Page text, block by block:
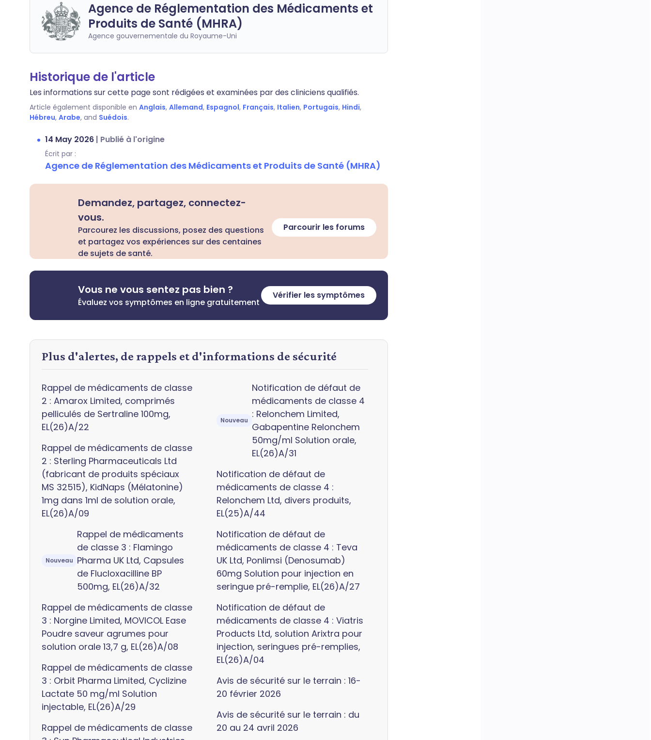
Agence de Réglementation des Médicaments et
Produits de Santé (MHRA)
Agence gouvernementale du Royaume-Uni
Historique de l'article
Les informations sur cette page sont rédigées et examinées par des cliniciens qualifiés.
Article également disponible en Anglais, Allemand, Espagnol, Français, Italien, Portugais, Hindi,
Hébreu, Arabe, and Suédois.
14 May 2026 | Publié à l'origine
Écrit par :
Agence de Réglementation des Médicaments et Produits de Santé (MHRA)
Demandez, partagez, connectez-
vous.
Parcourez les discussions, posez des questions
et partagez vos expériences sur des centaines
de sujets de santé.
Parcourir les forums
Vous ne vous sentez pas bien ?
Évaluez vos symptômes en ligne gratuitement
Vérifier les symptômes
Plus d'alertes, de rappels et d'informations de sécurité
Rappel de médicaments de classe
2 : Amarox Limited, comprimés
pelliculés de Sertraline 100mg,
EL(26)A/22
Rappel de médicaments de classe
2 : Sterling Pharmaceuticals Ltd
(fabricant de produits spéciaux
MS 32515), KidNaps (Mélatonine)
1mg dans 1ml de solution orale,
EL(26)A/09
Nouveau
Rappel de médicaments
de classe 3 : Flamingo
Pharma UK Ltd, Capsules
de Flucloxacilline BP
500mg, EL(26)A/32
Rappel de médicaments de classe
3 : Norgine Limited, MOVICOL Ease
Poudre saveur agrumes pour
solution orale 13,7 g, EL(26)A/08
Rappel de médicaments de classe
3 : Orbit Pharma Limited, Cyclizine
Lactate 50 mg/ml Solution
injectable, EL(26)A/29
Rappel de médicaments de classe
Nouveau
Notification de défaut de
médicaments de classe 4
: Relonchem Limited,
Gabapentine Relonchem
50mg/ml Solution orale,
EL(26)A/31
Notification de défaut de
médicaments de classe 4 :
Relonchem Ltd, divers produits,
EL(25)A/44
Notification de défaut de
médicaments de classe 4 : Teva
UK Ltd, Ponlimsi (Denosumab)
60mg Solution pour injection en
seringue pré-remplie, EL(26)A/27
Notification de défaut de
médicaments de classe 4 : Viatris
Products Ltd, solution Arixtra pour
injection, seringues pré-remplies,
EL(26)A/04
Avis de sécurité sur le terrain : 16-
20 février 2026
Avis de sécurité sur le terrain : du
20 au 24 avril 2026